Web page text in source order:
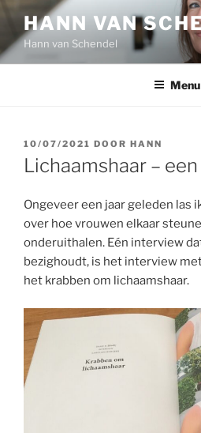
Ga
de
inhoud
HANN VAN
Hann van Schendel
Menu
GEPLAATST
OP
10/07/2021 DOOR HANN
Lichaamshaar –
Ongeveer een jaar geleden las
over hoe vrouwen elkaar
onderuithalen. Eén interview
bezighoudt, is het interview
het krabben om lichaamshaar.